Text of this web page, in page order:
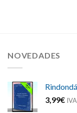
NOVEDADES
3,99€